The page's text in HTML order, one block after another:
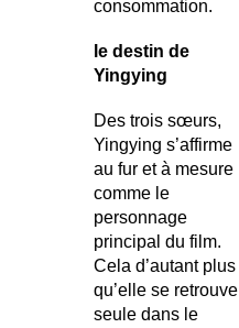
consommation.
le destin de
Yingying
Des trois sœurs,
Yingying s’affirme
au fur et à mesure
comme le
personnage
principal du film.
Cela d’autant plus
qu’elle se retrouve
seule dans le